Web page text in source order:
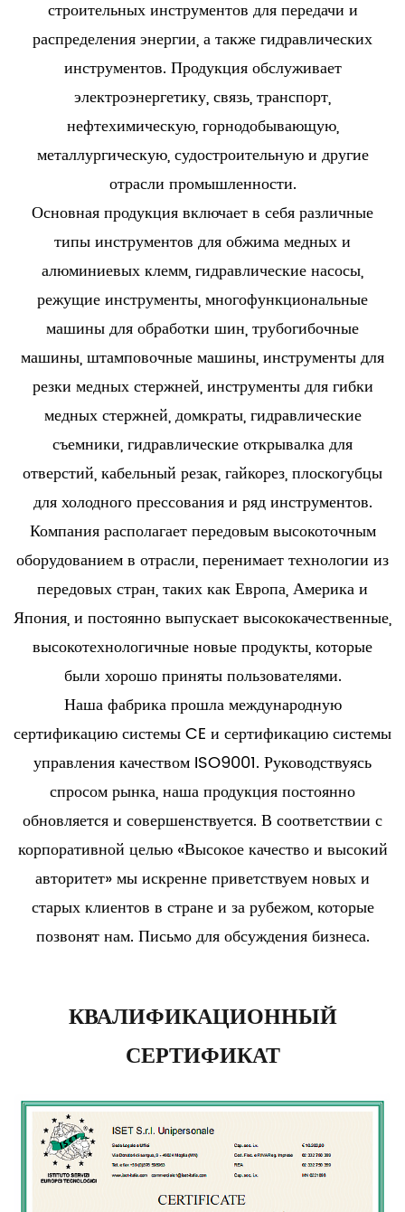
строительных инструментов для передачи и
распределения энергии, а также гидравлических
инструментов. Продукция обслуживает
электроэнергетику, связь, транспорт,
нефтехимическую, горнодобывающую,
металлургическую, судостроительную и другие
отрасли промышленности.
Основная продукция включает в себя различные
типы инструментов для обжима медных и
алюминиевых клемм, гидравлические насосы,
режущие инструменты, многофункциональные
машины для обработки шин, трубогибочные
машины, штамповочные машины, инструменты для
резки медных стержней, инструменты для гибки
медных стержней, домкраты, гидравлические
съемники, гидравлические открывалка для
отверстий, кабельный резак, гайкорез, плоскогубцы
для холодного прессования и ряд инструментов.
Компания располагает передовым высокоточным
оборудованием в отрасли, перенимает технологии из
передовых стран, таких как Европа, Америка и
Япония, и постоянно выпускает высококачественные,
высокотехнологичные новые продукты, которые
были хорошо приняты пользователями.
Наша фабрика прошла международную
сертификацию системы CE и сертификацию системы
управления качеством ISO9001. Руководствуясь
спросом рынка, наша продукция постоянно
обновляется и совершенствуется. В соответствии с
корпоративной целью «Высокое качество и высокий
авторитет» мы искренне приветствуем новых и
старых клиентов в стране и за рубежом, которые
позвонят нам. Письмо для обсуждения бизнеса.
КВАЛИФИКАЦИОННЫЙ
СЕРТИФИКАТ